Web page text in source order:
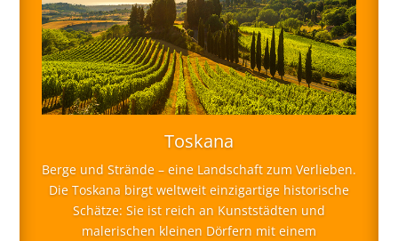
Toskana
Berge und Strände – eine Landschaft zum Verlieben.
Die Toskana birgt weltweit einzigartige historische
Schätze: Sie ist reich an Kunststädten und
malerischen kleinen Dörfern mit einem